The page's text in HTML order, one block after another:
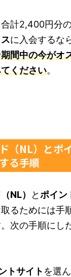
計2,400円分
に入会するな
間中の今がオ
ください。
（NL）とポ
る手順
NL） とポイン
るためには手
次の手順にし
トサイト を選